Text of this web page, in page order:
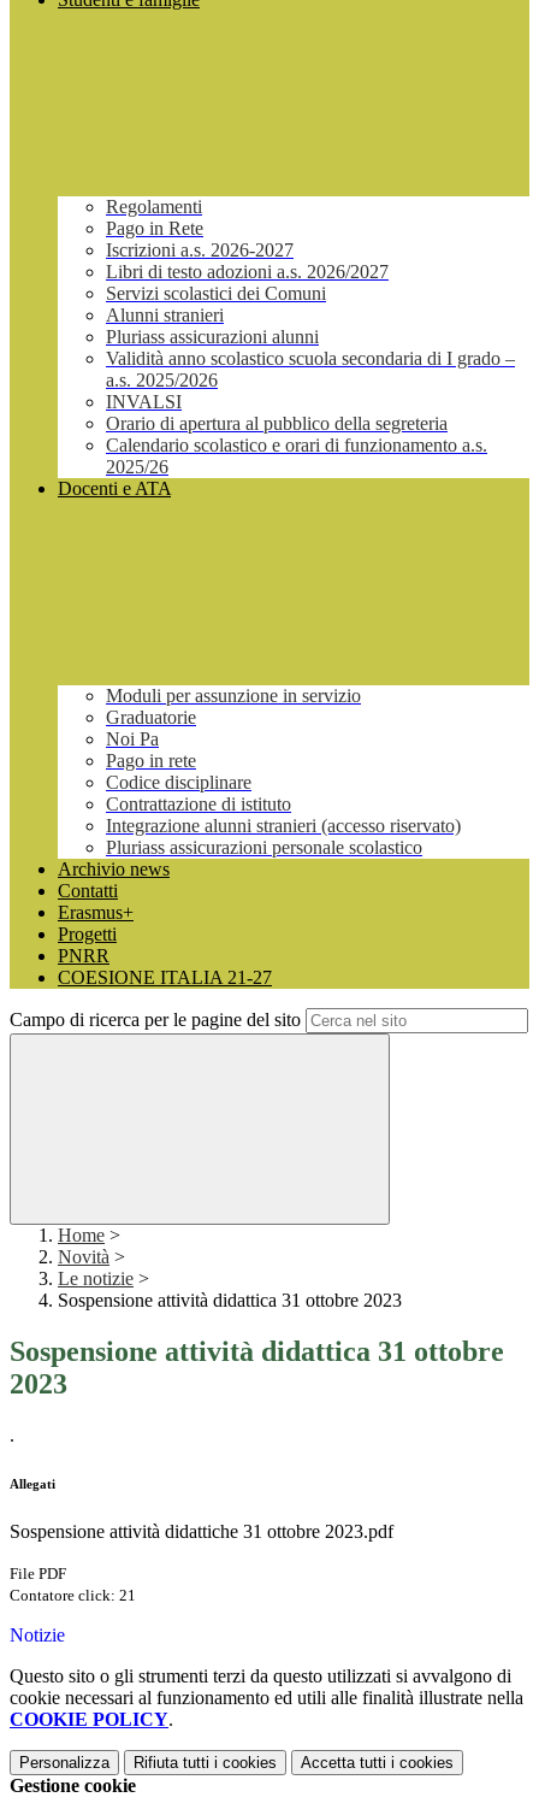
Regolamenti
Pago in Rete
Iscrizioni a.s. 2026-2027
Libri di testo adozioni a.s. 2026/2027
Servizi scolastici dei Comuni
Alunni stranieri
Pluriass assicurazioni alunni
Validità anno scolastico scuola secondaria di I grado –
a.s. 2025/2026
INVALSI
Orario di apertura al pubblico della segreteria
Calendario scolastico e orari di funzionamento a.s.
2025/26
Docenti e ATA
Moduli per assunzione in servizio
Graduatorie
Noi Pa
Pago in rete
Codice disciplinare
Contrattazione di istituto
Integrazione alunni stranieri (accesso riservato)
Pluriass assicurazioni personale scolastico
Archivio news
Contatti
Erasmus+
Progetti
PNRR
COESIONE ITALIA 21-27
Campo di ricerca per le pagine del sito
Home >
Novità >
Le notizie >
Sospensione attività didattica 31 ottobre 2023
Sospensione attività didattica 31 ottobre
2023
.
Allegati
Sospensione attività didattiche 31 ottobre 2023.pdf
File PDF
Contatore click: 21
Notizie
Questo sito o gli strumenti terzi da questo utilizzati si avvalgono di
cookie necessari al funzionamento ed utili alle finalità illustrate nella
COOKIE POLICY.
Personalizza Rifiuta tutti i cookies Accetta tutti i cookies
Gestione cookie